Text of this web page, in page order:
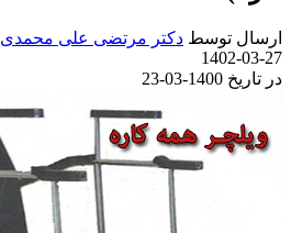
ارسال توسط دکتر مرتضی علی محمدی
1402-03-27
در تاریخ 1400-03-23